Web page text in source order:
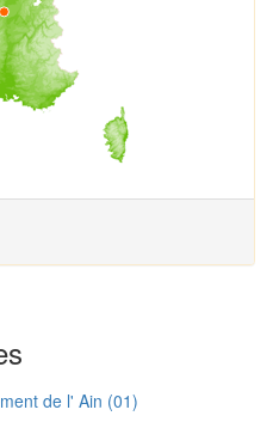
de l' Ain (01)